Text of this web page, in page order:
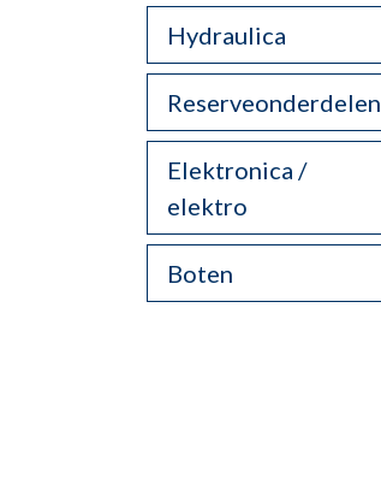
Hydraulica
Reserveonderdelen
Elektronica /
elektro
Boten